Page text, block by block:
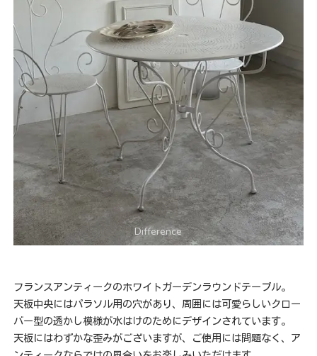
フランスアンティークのホワイトガーデンラウンドテーブル。
天板中央にはパラソル用の穴があり、周囲には可愛らしいクロー
バー型の透かし模様が水はけのためにデザインされています。
天板にはわずかな歪みがございますが、ご使用には問題なく、ア